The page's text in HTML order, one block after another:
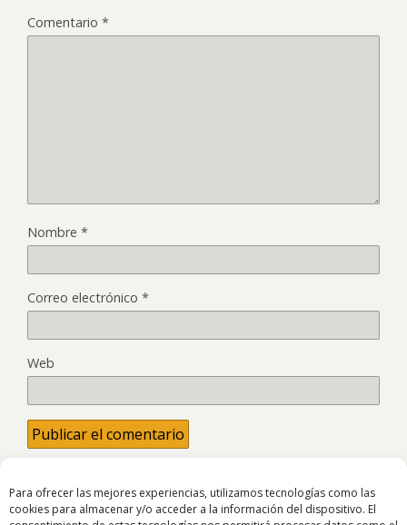
Para ofrecer las mejores experiencias, utilizamos tecnologías como las
cookies para almacenar y/o acceder a la información del dispositivo. El
Comentario *
Nombre *
Correo electrónico *
Web